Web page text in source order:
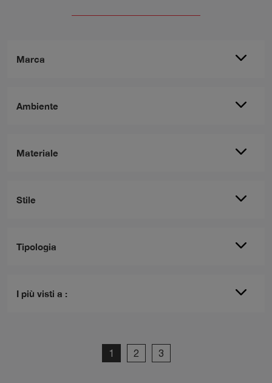
Marca
Ambiente
Materiale
Stile
Tipologia
I più visti a :
1 2 3